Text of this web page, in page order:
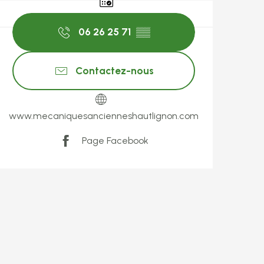
06 26 25 71 ▒▒
Contactez-nous
www.mecaniquesancienneshautlignon.com
Page Facebook